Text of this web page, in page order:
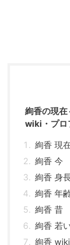
絢香の現在
wiki・プロ
絢香 現
絢香 今
絢香 身
絢香 年
絢香 昔
絢香 若
絢香 wiki